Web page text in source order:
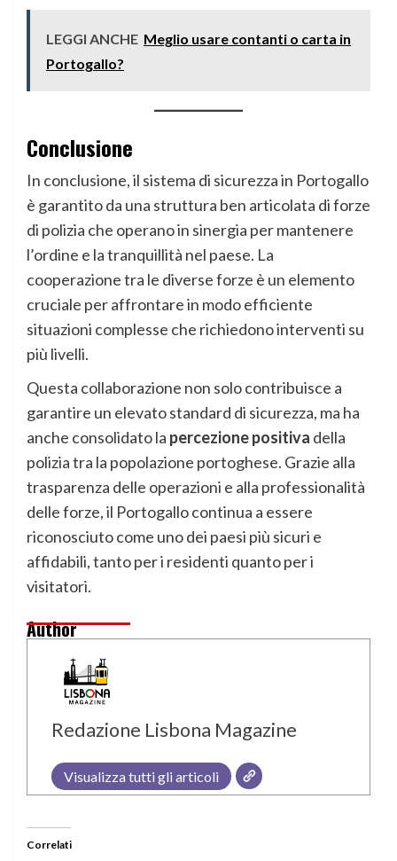
LEGGI ANCHE Meglio usare contanti o carta in
Portogallo?
Conclusione
In conclusione, il sistema di sicurezza in Portogallo
è garantito da una struttura ben articolata di forze
di polizia che operano in sinergia per mantenere
l’ordine e la tranquillità nel paese. La
cooperazione tra le diverse forze è un elemento
cruciale per affrontare in modo efficiente
situazioni complesse che richiedono interventi su
più livelli.
Questa collaborazione non solo contribuisce a
garantire un elevato standard di sicurezza, ma ha
anche consolidato la percezione positiva della
polizia tra la popolazione portoghese. Grazie alla
trasparenza delle operazioni e alla professionalità
delle forze, il Portogallo continua a essere
riconosciuto come uno dei paesi più sicuri e
affidabili, tanto per i residenti quanto per i
visitatori.
Author
Redazione Lisbona Magazine
Visualizza tutti gli articoli
Correlati